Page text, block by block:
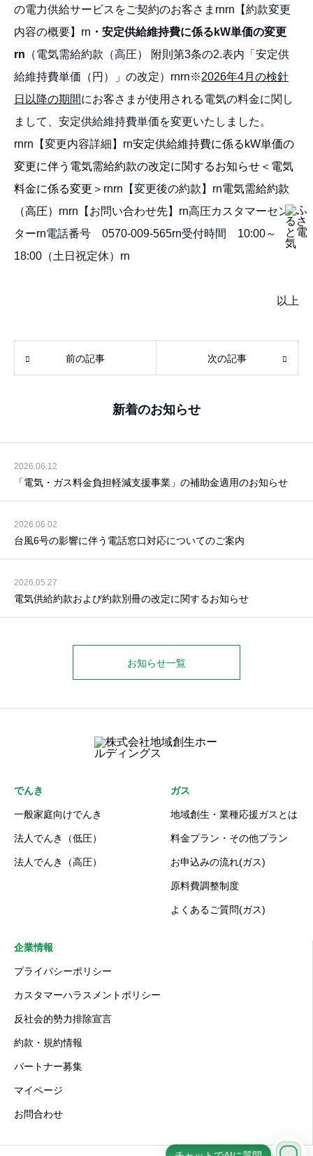
の電力供給サービスをご契約のお客さまrnrn【約款変更
内容の概要】rn ・安定供給維持費に係るkW単価の変更
rn （電気需給約款（高圧） 附則第3条の2.表内「安定供
給維持費単価（円）」の改定）rnrn※2026年4月の検針
日以降の期間にお客さまが使用される電気の料金に関し
まして、安定供給維持費単価を変更いたしました。
rnrn【変更内容詳細】rn安定供給維持費に係るkW単価の
変更に伴う電気需給約款の改定に関するお知らせ＜電気
料金に係る変更＞ rnrn【変更後の約款】rn電気需給約款
（高圧） rnrn【お問い合わせ先】rn高圧カスタマーセン
ターrn電話番号 0570-009-565rn受付時間 10:00～
18:00（土日祝定休）rn
以上
前の記事 次の記事
新着のお知らせ
2026.06.12
「電気・ガス料金負担軽減支援事業」の補助金適用のお知らせ
2026.06.02
台風6号の影響に伴う電話窓口対応についてのご案内
2026.05.27
電気供給約款および約款別冊の改定に関するお知らせ
お知らせ一覧
でんき
一般家庭向けでんき
法人でんき（低圧）
法人でんき（高圧）
ガス
地域創生・業種応援ガスとは
料金プラン・その他プラン
お申込みの流れ(ガス)
原料費調整制度
よくあるご質問(ガス)
企業情報
プライバシーポリシー
カスタマーハラスメントポリシー
反社会的勢力排除宣言
約款・規約情報
パートナー募集
マイページ
お問合わせ